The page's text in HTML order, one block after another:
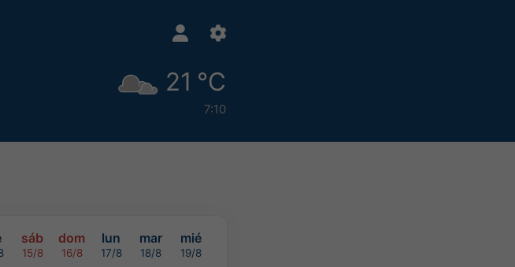
21 °C
7:10
sáb dom lun mar mié
15/8 16/8 17/8 18/8 19/8